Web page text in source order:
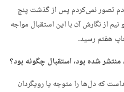
تصور نمی‌کردم پس از گذشت پنج
از نگارش آن با این استقبال مواجه
هفتم رسید.
شده بود، استقبال چگونه بود؟
که دل‌ها را متوجه یا رویگردان